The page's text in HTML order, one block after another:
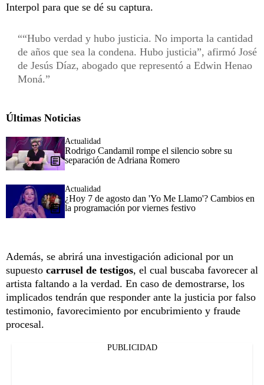
Interpol para que se dé su captura.
“Hubo verdad y hubo justicia. No importa la cantidad
de años que sea la condena. Hubo justicia”, afirmó José
de Jesús Díaz, abogado que representó a Edwin Henao
Moná.
Últimas Noticias
Actualidad
Rodrigo Candamil rompe el silencio sobre su
separación de Adriana Romero
Actualidad
¿Hoy 7 de agosto dan 'Yo Me Llamo'? Cambios en
la programación por viernes festivo
Además, se abrirá una investigación adicional por un
supuesto carrusel de testigos, el cual buscaba favorecer al
artista faltando a la verdad. En caso de demostrarse, los
implicados tendrán que responder ante la justicia por falso
testimonio, favorecimiento por encubrimiento y fraude
procesal.
PUBLICIDAD